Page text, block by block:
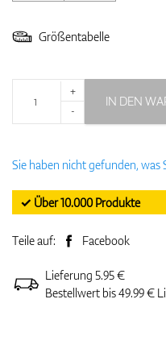
Größentabelle
+
-
IN DEN
Sie haben nicht gefunden, was
✓ Über 10.000 Produkte
Teile auf: Facebook
Lieferung 5.95 €
Bestellwert bis 49.99 €